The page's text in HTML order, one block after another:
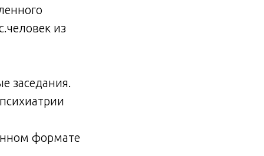
из
заседания.
формате